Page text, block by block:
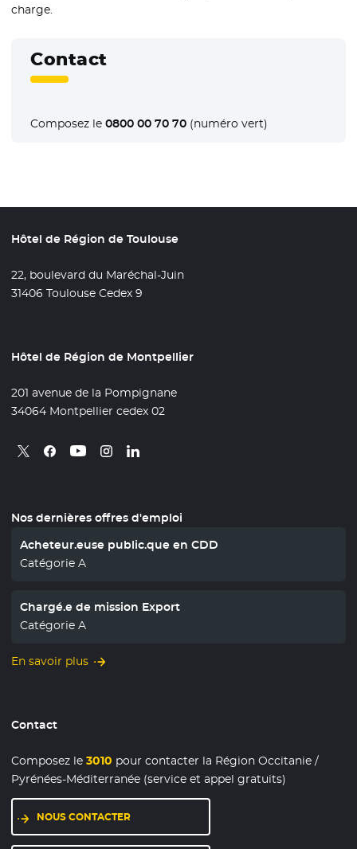
charge.
Contact
Composez le0800 00 70 70 (numéro vert)
Hôtel de Région de Toulouse
22, boulevard du Maréchal-Juin
31406 Toulouse Cedex 9
Hôtel de Région de Montpellier
201 avenue de la Pompignane
34064 Montpellier cedex 02
Retrouvez nous sur X
- Nouvelle fenêtre
Retrouvez nous sur Facebook
- Nouvelle fenêtre
Retrouvez nous sur Youtube
- Nouvelle fenêtre
Retrouvez nous sur Instagram
- Nouvelle fenêtre
Retrouvez nous sur Linkedin
- Nouvelle fenêtre
Nos dernières offres d'emploi
Acheteur.euse public.que en CDD
Catégorie A
Chargé.e de mission Export
Catégorie A
En savoir plus
Contact
Composez le3010 pour contacter la Région Occitanie /
Pyrénées-Méditerranée (service et appel gratuits)
NOUS CONTACTER